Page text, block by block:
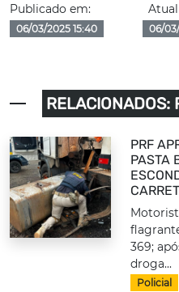
Publicado em:
06/03/2025 15:40 06/03/
RELACIONADOS:
PRF
PASTA
369;
droga...
Policial